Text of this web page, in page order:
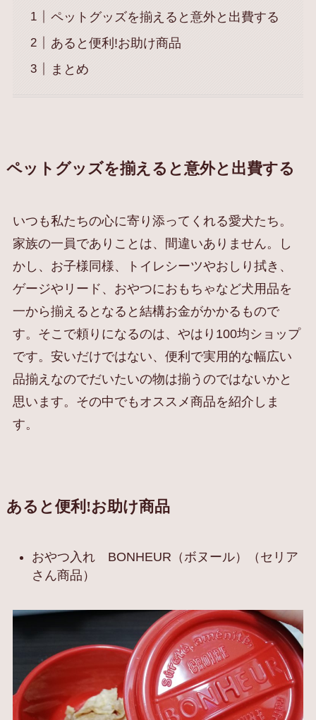
ペットグッズを揃えると意外と出費する
あると便利!お助け商品
まとめ
ペットグッズを揃えると意外と出費する
いつも私たちの心に寄り添ってくれる愛犬たち。
家族の一員でありことは、間違いありません。し
かし、お子様同様、トイレシーツやおしり拭き、
ゲージやリード、おやつにおもちゃなど犬用品を
一から揃えるとなると結構お金がかかるもので
す。そこで頼りになるのは、やはり100均ショップ
です。安いだけではない、便利で実用的な幅広い
品揃えなのでだいたいの物は揃うのではないかと
思います。その中でもオススメ商品を紹介しま
す。
あると便利!お助け商品
おやつ入れ BONHEUR（ボヌール）（セリア
さん商品）